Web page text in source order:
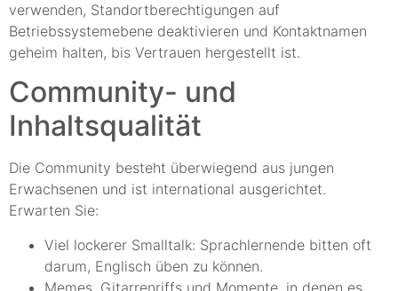
verwenden, Standortberechtigungen auf
Betriebssystemebene deaktivieren und Kontaktnamen
geheim halten, bis Vertrauen hergestellt ist.
Community- und
Inhaltsqualität
Die Community besteht überwiegend aus jungen
Erwachsenen und ist international ausgerichtet.
Erwarten Sie:
Viel lockerer Smalltalk: Sprachlernende bitten oft
darum, Englisch üben zu können.
Memes, Gitarrenriffs und Momente, in denen es